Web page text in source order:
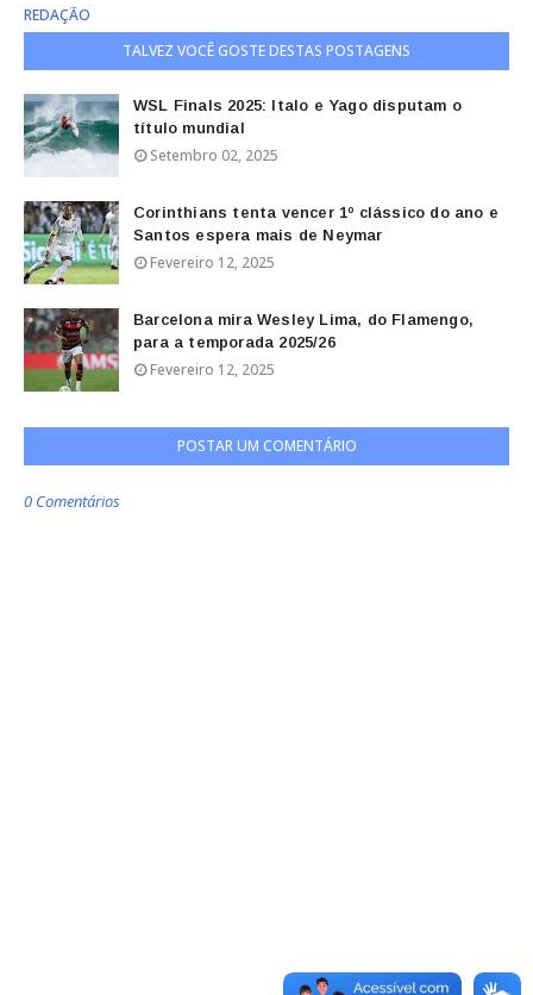
REDAÇÃO
TALVEZ VOCÊ GOSTE DESTAS POSTAGENS
WSL Finals 2025: Italo e Yago disputam o
título mundial
Setembro 02, 2025
Corinthians tenta vencer 1º clássico do ano e
Santos espera mais de Neymar
Fevereiro 12, 2025
Barcelona mira Wesley Lima, do Flamengo,
para a temporada 2025/26
Fevereiro 12, 2025
POSTAR UM COMENTÁRIO
0 Comentários